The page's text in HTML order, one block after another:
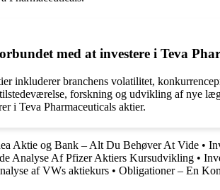
med at investere i Teva
inkluderer branchens volatilitet,
forskning og udvikling af nye
i Teva Pharmaceuticals aktier.
Aktie og Bank – Alt Du Behøver At Vide •
Analyse Af Pfizer Aktiers Kursudvikling •
af VWs aktiekurs • Obligationer – En